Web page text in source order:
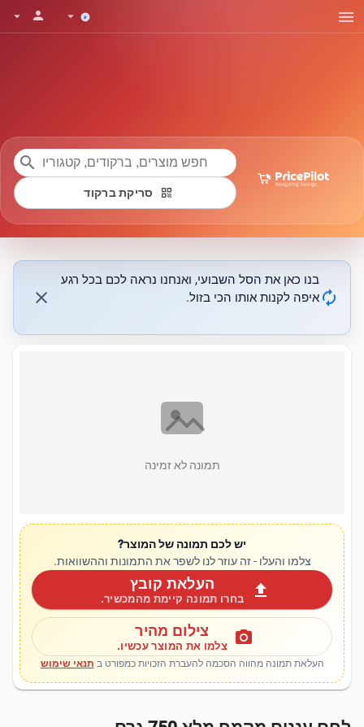
menu
arrow_drop_down
person
arrow_drop_down
search
qr_code סריקת ברקוד
autorenew
בנו כאן את הסל השבועי, ואנחנו נראה לכם בכל רגע
איפה לקנות אותו הכי בזול.
close
תמונה לא זמינה
יש לכם תמונה של המוצר?
צלמו והעלו - זה עוזר לנו לשפר את התמונות וההשוואות.
upload העלאת קובץ
בחרו תמונה קיימת מהמכשיר.
photo_camera צילום מהיר
צלמו את המוצר עכשיו.
העלאת תמונה מהווה הסכמה להעברת הזכויות כמפורט ב תנאי שימוש